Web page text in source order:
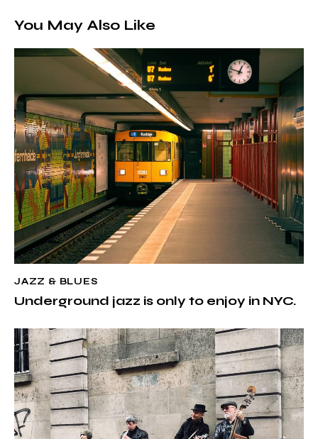
You May Also Like
JAZZ & BLUES
Underground jazz is only to enjoy in NYC.